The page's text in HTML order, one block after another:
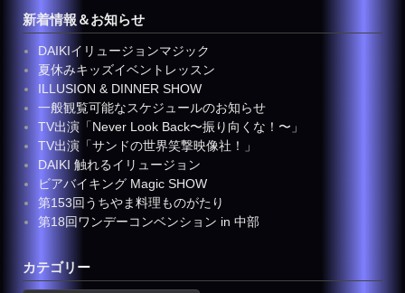
ナ
ビ
ゲ
ー
シ
ョ
ン
新着情報＆お知らせ
DAIKIイリュージョンマジック
夏休みキッズイベントレッスン
ILLUSION & DINNER SHOW
一般観覧可能なスケジュールのお知らせ
TV出演「Never Look Back〜振り向くな！〜」
TV出演「サンドの世界笑撃映像社！」
DAIKI 触れるイリュージョン
ビアバイキング Magic SHOW
第153回うちやま料理ものがたり
第18回ワンデーコンベンション in 中部
カテゴリー